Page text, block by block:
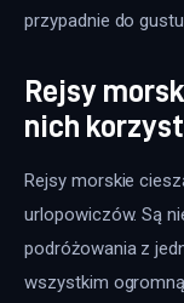
przypadnie do
Rejsy
nich
Rejsy morskie
urlopowiczów. Są
podróżowania z
wszystkim